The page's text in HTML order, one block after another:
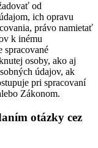
od
ich opravu
právo namietať
k inému
osoby, ako aj
údajov, ak
pri spracovaní
Zákonom.
otázky cez